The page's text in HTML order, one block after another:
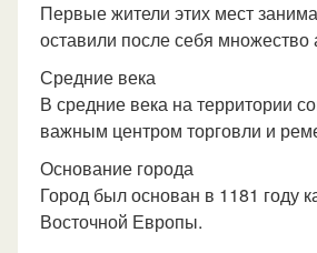
Первые жители этих мест
оставили после себя множество
Средние века
В средние века на территории
важным центром торговли и
Основание города
Город был основан в 1181 году
Восточной Европы.